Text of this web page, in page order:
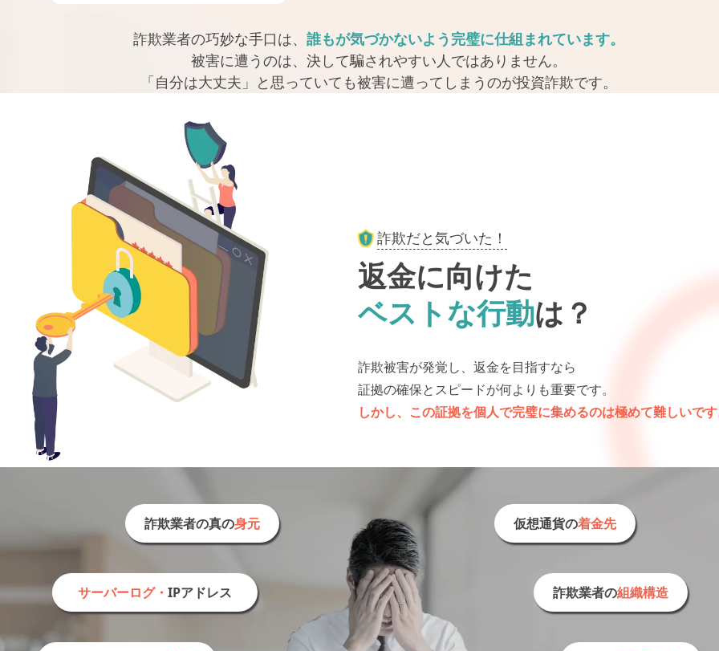
詐欺業者の巧妙な手口は、 誰もが気づかないよう完璧に仕組まれています。
被害に遭うのは、 決して騙されやすい人ではありません。
「自分は大丈夫」と思っていても被害に遭ってしまうのが投資詐欺です。
詐欺だと気づいた！
返金に向けた
ベストな行動は？
詐欺被害が発覚し、返金を目指すなら
証拠の確保とスピードが何よりも重要です。
しかし、この証拠を個人で完璧に集めるのは極めて難しいで
詐欺業者の真の身元 仮想通貨の着金先
サーバーログ・ IPアドレス 詐欺業者の組織構造